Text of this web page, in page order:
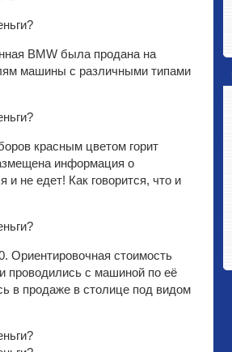
BMW была продана на
машины с различными типами
красным цветом горит
информация о
не едет! Как говорится, что и
Ориентировочная стоимость
проводились с машиной по её
в продаже в столице под видом